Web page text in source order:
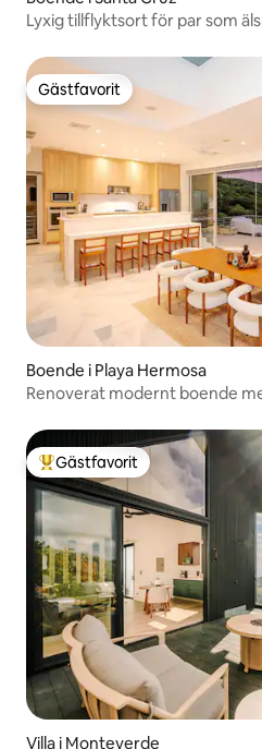
Lyxig tillflyktsort för par som
Gästfavorit
Gästfavorit
Boende i Playa Hermosa
Renoverat modernt boende
Populär gästfavorit
Gästfavorit
Villa i Monteverde